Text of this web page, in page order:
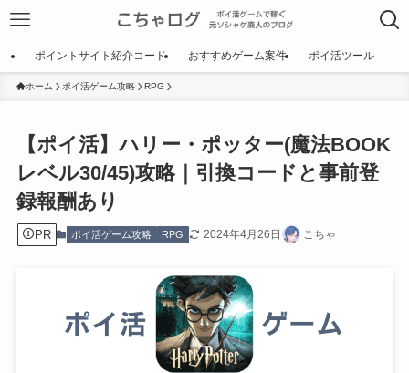
ポイントサイト紹介コード おすすめゲーム案件 ポイ活ツール
ホーム ポイ活ゲーム攻略 RPG
【ポイ活】ハリー・ポッター(魔法BOOK
レベル30/45)攻略｜引換コードと事前登
録報酬あり
PR ポイ活ゲーム攻略 RPG 2024年4月26日 こちゃ